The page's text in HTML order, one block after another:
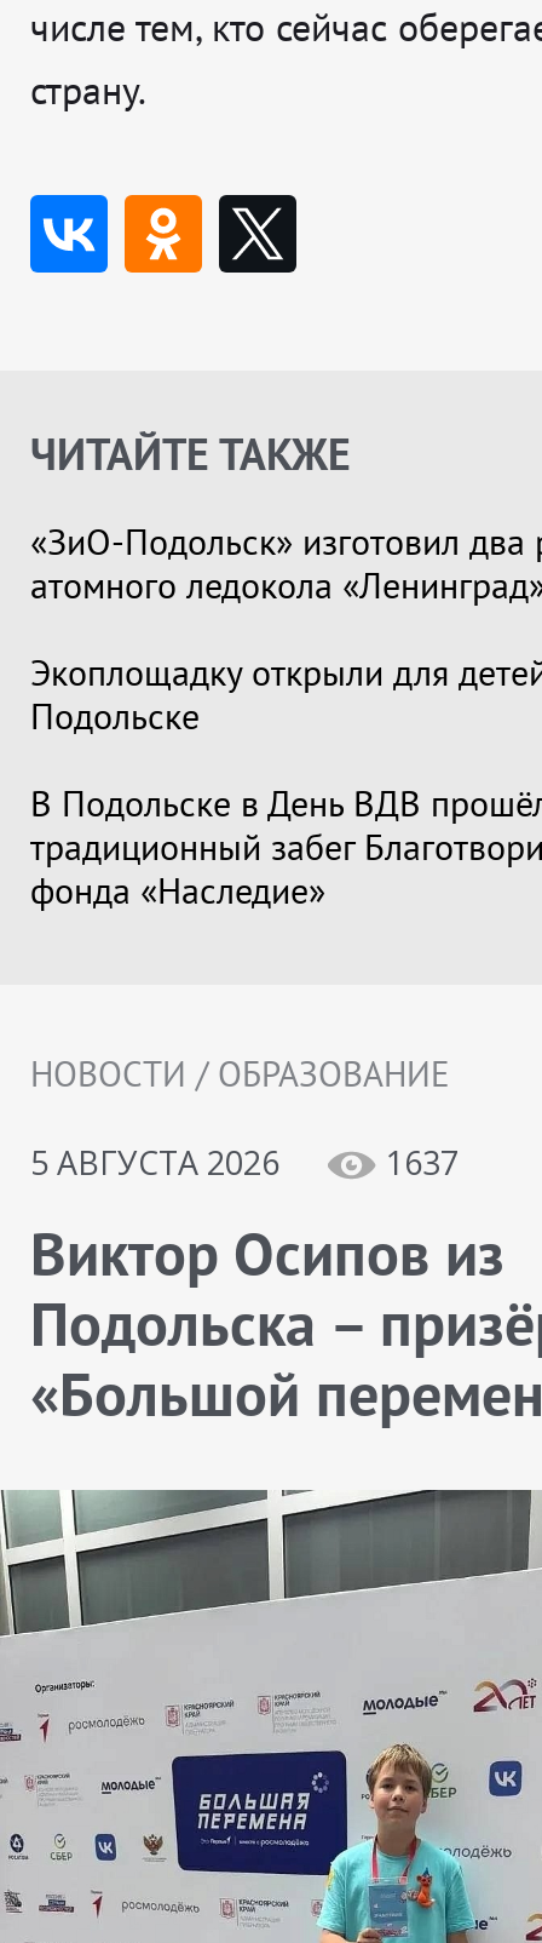
числе тем, кто сейчас
страну.
ЧИТАЙТЕ ТАКЖЕ
«ЗиО-Подольск» изготовил два
атомного ледокола
Экоплощадку открыли для
Подольске
В Подольске в День ВДВ
традиционный забег
фонда «Наследие»
НОВОСТИ / ОБРАЗОВАНИЕ
5 АВГУСТА 2026
1637
Виктор Осипов из
Подольска –
«Большой